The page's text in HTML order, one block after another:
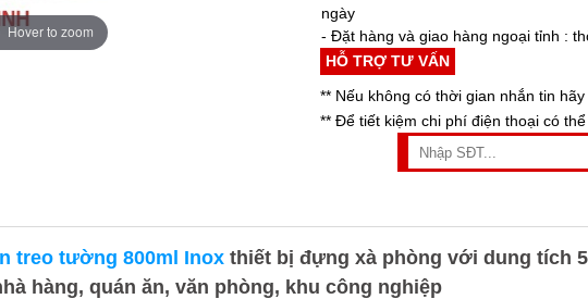
Hover to zoom
ngày
- Đặt hàng và giao hàng ngoại tỉnh :
HỖ TRỢ TƯ VẤN
** Nếu không có thời gian nhắn tin
** Để tiết kiệm chi phí điện thoại có
treo tường 800ml Inox thiết bị đựng xà phòng với dung tích
hàng, quán ăn, văn phòng, khu công nghiệp